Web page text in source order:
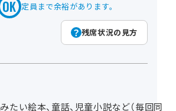
定員まで余裕があります。
残席状況の見方
たい絵本、童話、児童小説など（毎回同